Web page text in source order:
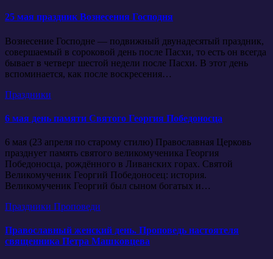
25 мая праздник Вознесения Господня
Вознесение Господне — подвижный двунадесятый праздник,
совершаемый в сороковой день после Пасхи, то есть он всегда
бывает в четверг шестой недели после Пасхи. В этот день
вспоминается, как после воскресения…
Праздники
6 мая день памяти Святого Георгия Победоносца
6 мая (23 апреля по старому стилю) Православная Церковь
празднует память святого великомученика Георгия
Победоносца, рождённого в Ливанских горах. Святой
Великомученик Георгий Победоносец: история.
Великомученик Георгий был сыном богатых и…
Праздники Проповеди
Православный женский день. Проповедь настоятеля
священника Петра Машковцева